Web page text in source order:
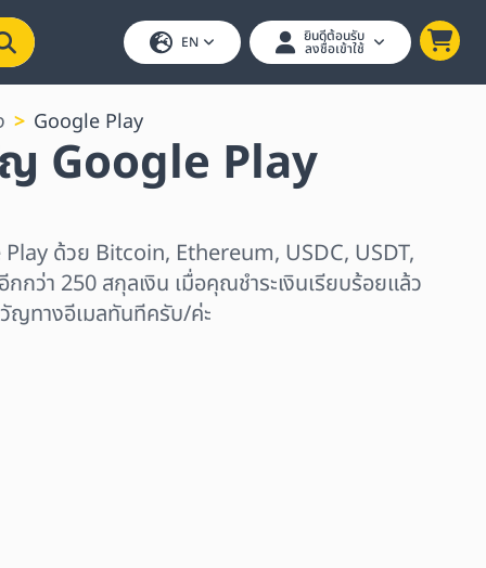
EN ยินดีต้อนรับ
ลงชื่อเข้าใช้
Google Play
Google Play
ด้วย Bitcoin, Ethereum, USDC, USDT,
ว่า 250 สกุลเงิน เมื่อคุณชำระเงินเรียบร้อยแล้ว
ญทางอีเมลทันทีครับ/ค่ะ